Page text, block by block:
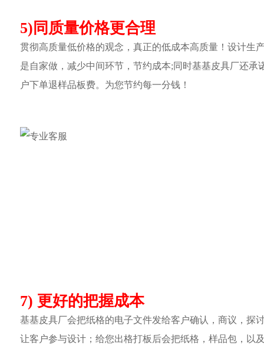
5)同质量价格更合理
贯彻高质量低价格的观念，真正的低成本高质量！设计生
是自家做，减少中间环节，节约成本;同时基基皮具厂还承
户下单退样品板费。为您节约每一分钱！
7) 更好的把握成本
基基皮具厂会把纸格的电子文件发给客户确认，商议，探
让客户参与设计；给您出格打板后会把纸格，样品包，以